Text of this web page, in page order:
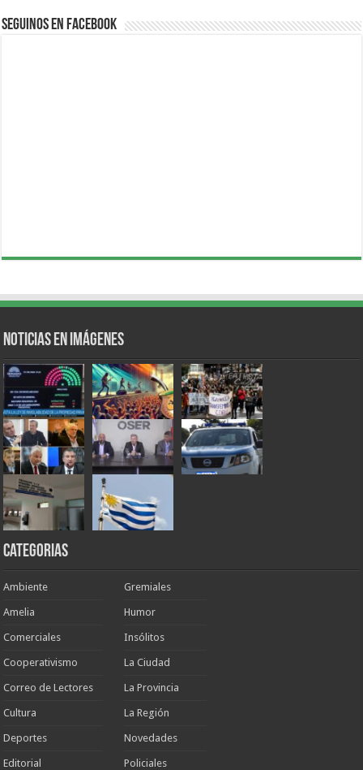
Seguinos en Facebook
Noticias en Imágenes
Categorias
Ambiente
Amelia
Comerciales
Cooperativismo
Correo de Lectores
Cultura
Deportes
Editorial
Gremiales
Humor
Insólitos
La Ciudad
La Provincia
La Región
Novedades
Policiales